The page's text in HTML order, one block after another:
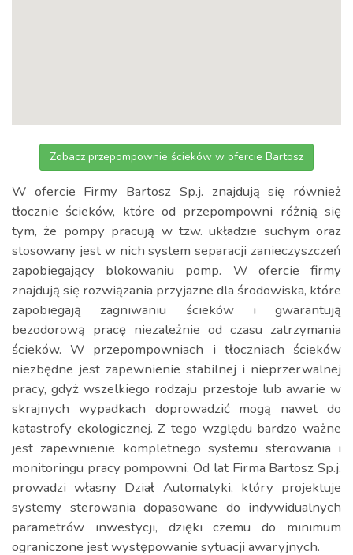
Zobacz przepompownie ścieków w ofercie Bartosz
W ofercie Firmy Bartosz Sp.j. znajdują się również
tłocznie ścieków, które od przepompowni różnią się
tym, że pompy pracują w tzw. układzie suchym oraz
stosowany jest w nich system separacji zanieczyszczeń
zapobiegający blokowaniu pomp. W ofercie firmy
znajdują się rozwiązania przyjazne dla środowiska, które
zapobiegają zagniwaniu ścieków i gwarantują
bezodorową pracę niezależnie od czasu zatrzymania
ścieków. W przepompowniach i tłoczniach ścieków
niezbędne jest zapewnienie stabilnej i nieprzerwalnej
pracy, gdyż wszelkiego rodzaju przestoje lub awarie w
skrajnych wypadkach doprowadzić mogą nawet do
katastrofy ekologicznej. Z tego względu bardzo ważne
jest zapewnienie kompletnego systemu sterowania i
monitoringu pracy pompowni. Od lat Firma Bartosz Sp.j.
prowadzi własny Dział Automatyki, który projektuje
systemy sterowania dopasowane do indywidualnych
parametrów inwestycji, dzięki czemu do minimum
ograniczone jest występowanie sytuacji awaryjnych.